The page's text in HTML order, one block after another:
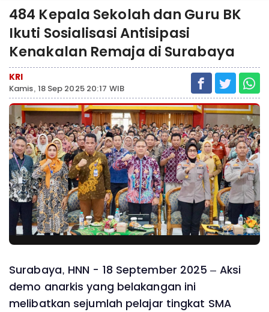
484 Kepala Sekolah dan Guru BK
Ikuti Sosialisasi Antisipasi
Kenakalan Remaja di Surabaya
KRI
Kamis, 18 Sep 2025 20:17 WIB
Surabaya, HNN - 18 September 2025 – Aksi
demo anarkis yang belakangan ini
melibatkan sejumlah pelajar tingkat SMA